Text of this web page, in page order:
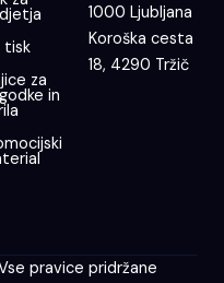
tisk
za
in
1000 Ljubljana
Koroška cesta
18, 4290 Tržič
pravice pridržane